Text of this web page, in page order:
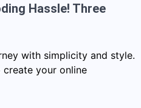
Hassle! Three
with simplicity and style.
create your online